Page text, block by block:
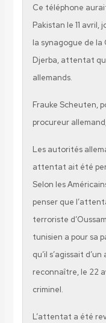
Ce téléphone
Pakistan le 11
la synagogue de la
Djerba, attentat
allemands.
Frauke Scheuten,
procureur
Les autorités
attentat ait été
Selon les
penser que
terroriste
tunisien a pour sa
qu’il s’agissait
reconnaître, le 22
criminel.
L’attentat a été